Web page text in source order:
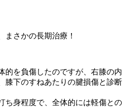
まさかの長期治療！
的を負傷したのですが、右膝の内
膝下のすねあたりの腱損傷と診断
ち身程度で、全体的には軽傷との